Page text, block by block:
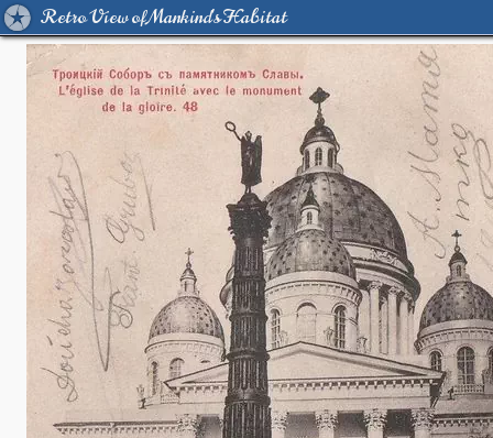
Retro View of Mankind's Habitat